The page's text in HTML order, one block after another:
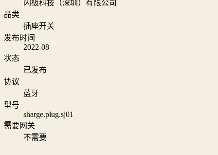
闪极科技（深圳）有限公司
品类
插座开关
发布时间
2022-08
状态
已发布
协议
蓝牙
型号
sharge.plug.sj01
需要网关
不需要